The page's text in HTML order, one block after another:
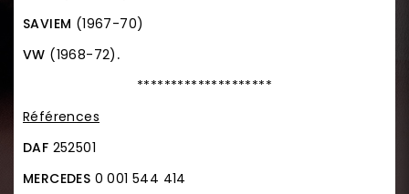
SAVIEM (1967-70)
VW (1968-72) .
********************
Références
DAF 252501
MERCEDES 0 001 544 414